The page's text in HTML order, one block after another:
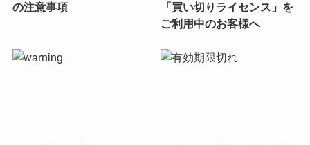
の注意事項
「買い切りライセンス」を
ご利用中のお客様へ